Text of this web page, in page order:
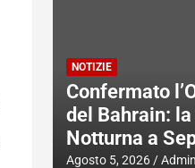
NOTIZIE
Confermato
del Bahrain:
Notturna a
Agosto 5, 2026 Admin